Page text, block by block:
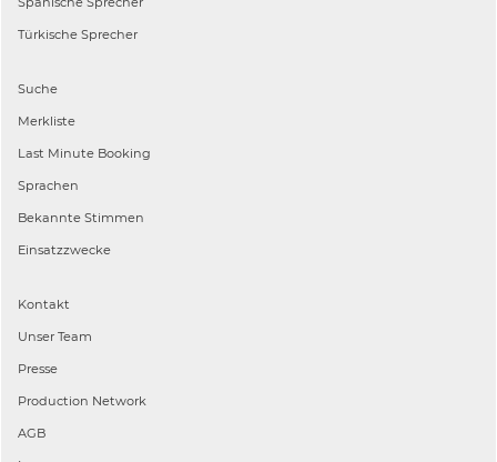
Türkische Sprecher
Suche
Merkliste
Last Minute Booking
Sprachen
Bekannte Stimmen
Einsatzzwecke
Kontakt
Unser Team
Presse
Production Network
AGB